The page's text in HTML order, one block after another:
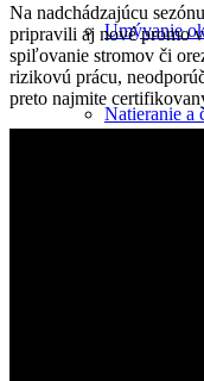
Umývanie
Natieranie a
Na nadchádzajúcu
pripravili aj nové promo
spiľovanie stromov či
rizikovú prácu,
preto najmite